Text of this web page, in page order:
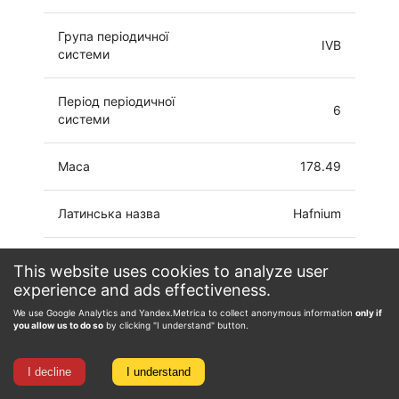
This website uses cookies to analyze user
experience and ads effectiveness.
We use Google Analytics and Yandex.Metrica to collect anonymous information only if
you allow us to do so by clicking "I understand" button.
I decline I understand
Група періодичної
системи
IVB
Період періодичної
системи
6
Маса 178.49
Латинська назва Hafnium
Електронна конфігурація
6s2
Ступінь окиснення